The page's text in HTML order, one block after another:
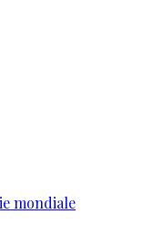
mondiale